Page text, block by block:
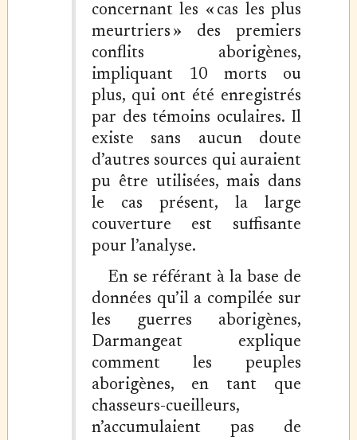
concernant les « cas les plus
meurtriers » des premiers
conflits aborigènes,
impliquant 10 morts ou
plus, qui ont été enregistrés
par des témoins oculaires. Il
existe sans aucun doute
d’autres sources qui auraient
pu être utilisées, mais dans
le cas présent, la large
couverture est suffisante
pour l’analyse.
En se référant à la base de
données qu’il a compilée sur
les guerres aborigènes,
Darmangeat explique
comment les peuples
aborigènes, en tant que
chasseurs-cueilleurs,
n’accumulaient pas de